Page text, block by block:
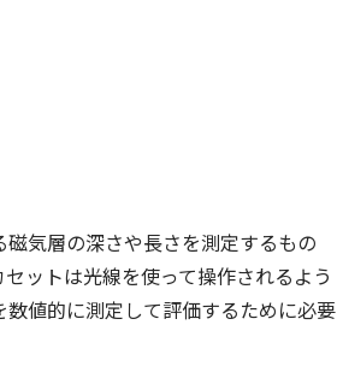
磁気層の深さや長さを測定するもの
ットは光線を使って操作されるよう
値的に測定して評価するために必要